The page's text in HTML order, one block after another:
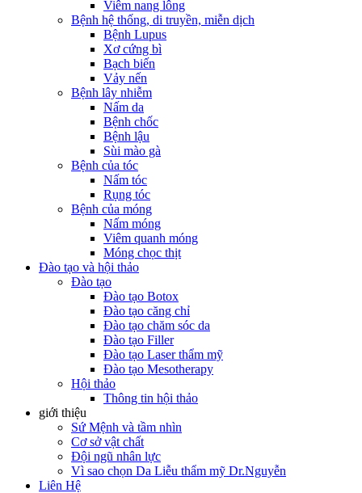
Viêm nang lông
Bệnh hệ thống, di truyền, miễn dịch
Bệnh Lupus
Xơ cứng bì
Bạch biến
Vảy nến
Bệnh lây nhiễm
Nấm da
Bệnh chốc
Bệnh lậu
Sùi mào gà
Bệnh của tóc
Nấm tóc
Rụng tóc
Bệnh của móng
Nấm móng
Viêm quanh móng
Móng chọc thịt
Đào tạo và hội thảo
Đào tạo
Đào tạo Botox
Đào tạo căng chỉ
Đào tạo chăm sóc da
Đào tạo Filler
Đào tạo Laser thẩm mỹ
Đào tạo Mesotherapy
Hội thảo
Thông tin hội thảo
giới thiệu
Sứ Mệnh và tầm nhìn
Cơ sở vật chất
Đội ngũ nhân lực
Vì sao chọn Da Liễu thẩm mỹ Dr.Nguyễn
Liên Hệ